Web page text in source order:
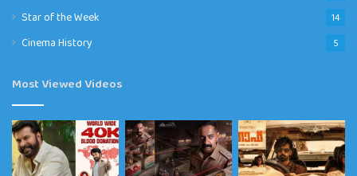
Star of the Week 14
Cinema History 5
Most Viewed Videos